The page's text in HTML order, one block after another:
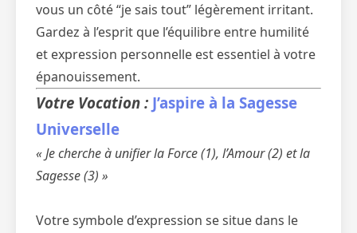
vous un côté “je sais tout” légèrement irritant.
Gardez à l’esprit que l’équilibre entre humilité
et expression personnelle est essentiel à votre
épanouissement.
Votre Vocation : J’aspire à la Sagesse
Universelle
« Je cherche à unifier la Force (1), l’Amour (2) et la
Sagesse (3) »
Votre symbole d’expression se situe dans le